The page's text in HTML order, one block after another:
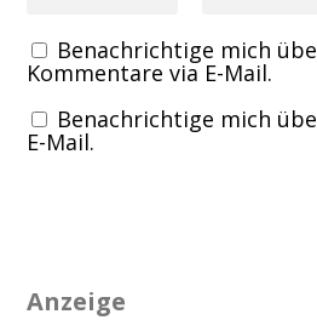
Benachrichtige mich
Kommentare via E-Mail.
Benachrichtige mich
E-Mail.
Anzeige